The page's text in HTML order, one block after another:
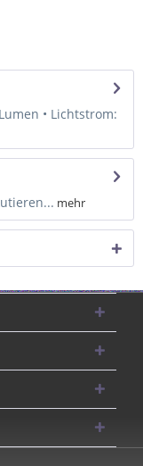
• Lichtstrom:
mehr